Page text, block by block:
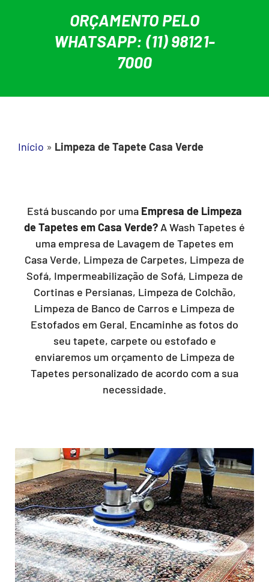
ORÇAMENTO PELO
WHATSAPP: (11) 98121-
7000
Início » Limpeza de Tapete Casa Verde
Está buscando por uma Empresa de Limpeza
de Tapetes em Casa Verde? A Wash Tapetes é
uma empresa de Lavagem de Tapetes em
Casa Verde, Limpeza de Carpetes, Limpeza de
Sofá, Impermeabilização de Sofá, Limpeza de
Cortinas e Persianas, Limpeza de Colchão,
Limpeza de Banco de Carros e Limpeza de
Estofados em Geral. Encaminhe as fotos do
seu tapete, carpete ou estofado e
enviaremos um orçamento de Limpeza de
Tapetes personalizado de acordo com a sua
necessidade.